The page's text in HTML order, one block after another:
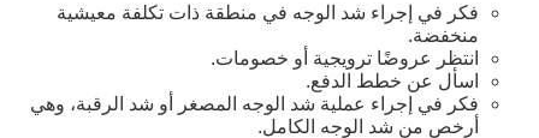
فكر في إجراء شد الوجه في منطقة ذات تكلفة معيشية
منخفضة.
انتظر عروضًا ترويجية أو خصومات.
اسأل عن خطط الدفع.
فكر في إجراء عملية شد الوجه المصغر أو شد الرقبة، وهي
أرخص من شد الوجه الكامل.